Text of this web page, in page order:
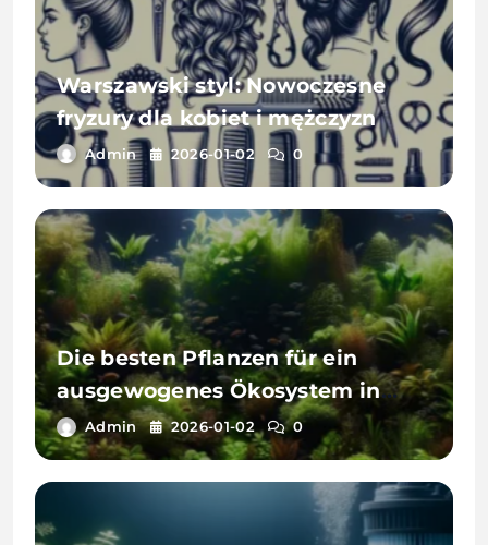
Warszawski styl: Nowoczesne
fryzury dla kobiet i mężczyzn
Admin 2026-01-02 0
Die besten Pflanzen für ein
ausgewogenes Ökosystem in
Ihrem Aquarium
Admin 2026-01-02 0